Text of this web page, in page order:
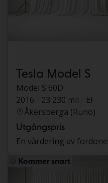
Tesla Model S
Model S 60D
2016
23 230 mil
El
Åkersberga (Runö)
Utgångspris
En värdering av
Kommer snart